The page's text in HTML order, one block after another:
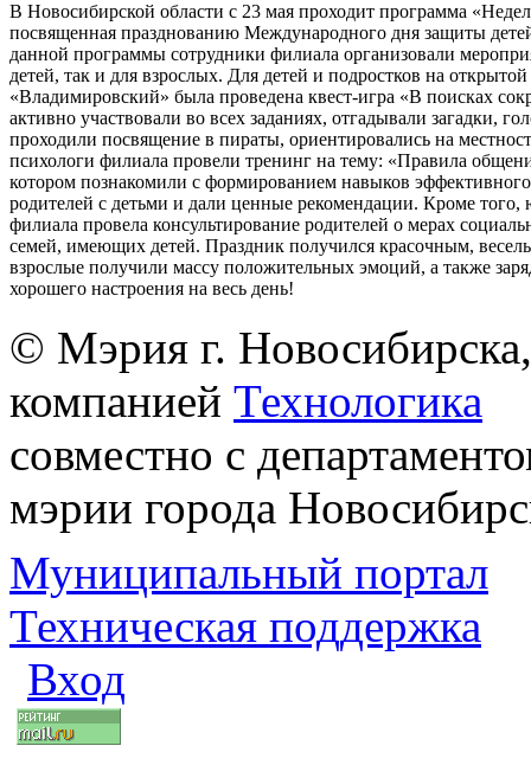
В Новосибирской области с 23 мая проходит программа
посвященная празднованию Международного дня защиты
данной программы сотрудники филиала организовали
детей, так и для взрослых. Для детей и подростков на
«Владимировский» была проведена квест-игра «В поисках
активно участвовали во всех заданиях, отгадывали загадки,
проходили посвящение в пираты, ориентировались на
психологи филиала провели тренинг на тему: «Правила
котором познакомили с формированием навыков
родителей с детьми и дали ценные рекомендации. Кроме того,
филиала провела консультирование родителей о мерах
семей, имеющих детей. Праздник получился красочным,
взрослые получили массу положительных эмоций, а также
хорошего настроения на весь день!
© Мэрия г.
компанией Технологика
совместно с
мэрии города
Муниципальный портал
Техническая поддержка
Вход